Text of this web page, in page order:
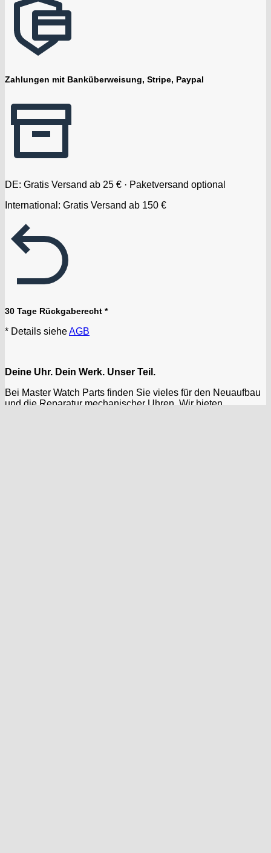
Zahlungen mit Banküberweisung, Stripe, Paypal
DE: Gratis Versand ab 25 € · Paketversand optional
International: Gratis Versand ab 150 €
30 Tage Rückgaberecht *
* Details sieheAGB
Deine Uhr. Dein Werk. Unser Teil.
Bei Master Watch Parts finden Sie vieles für den Neuaufbau
und die Reparatur mechanischer Uhren. Wir bieten